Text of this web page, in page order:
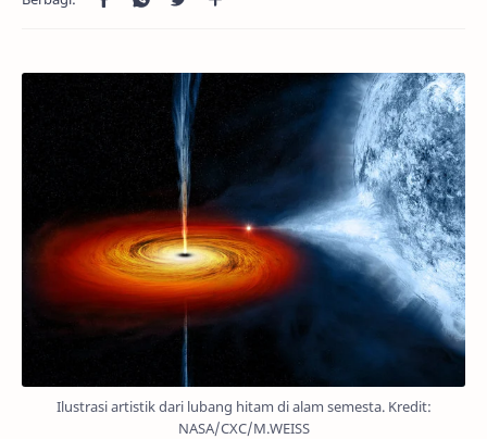
Ilustrasi artistik dari lubang hitam di alam semesta. Kredit:
NASA/CXC/M.WEISS